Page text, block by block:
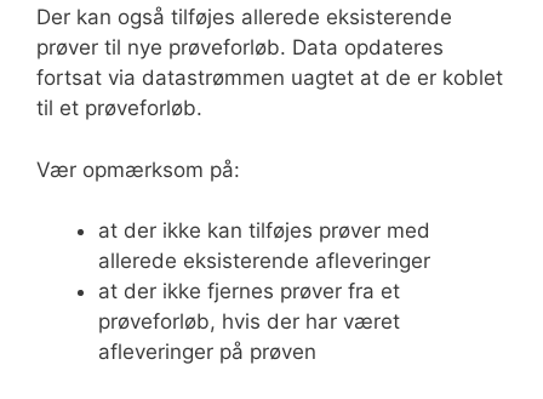
Der kan også tilføjes allerede eksisterende
prøver til nye prøveforløb. Data opdateres
fortsat via datastrømmen uagtet at de er koblet
til et prøveforløb.
Vær opmærksom på:
at der ikke kan tilføjes prøver med
allerede eksisterende afleveringer
at der ikke fjernes prøver fra et
prøveforløb, hvis der har været
afleveringer på prøven